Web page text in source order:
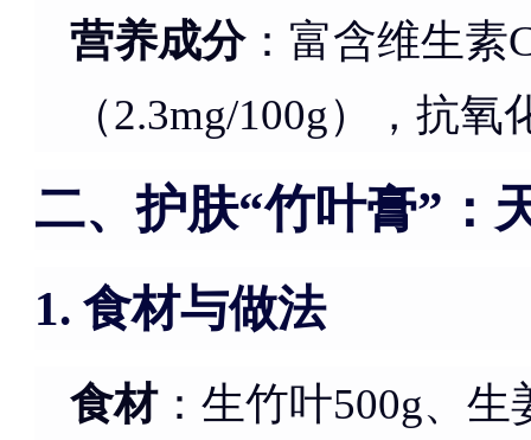
营养成分：富含维生素
（2.3mg/100g），抗
二、护肤“竹叶膏”：
1. 食材与做法
食材：生竹叶500g、生